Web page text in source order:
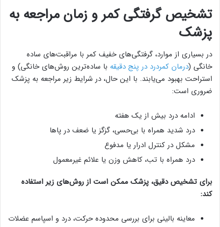
تشخیص گرفتگی کمر و زمان مراجعه به
پزشک
در بسیاری از موارد، گرفتگی‌های خفیف کمر با مراقبت‌های ساده
خانگی (درمان کمردرد در پنج دقیقه با ساده‌ترین روش‌های خانگی) و
استراحت بهبود می‌یابند. با این حال، در شرایط زیر مراجعه به پزشک
ضروری است:
ادامه درد بیش از یک هفته
درد شدید همراه با بی‌حسی، گزگز یا ضعف در پاها
مشکل در کنترل ادرار یا مدفوع
درد همراه با تب، کاهش وزن یا علائم غیرمعمول
برای تشخیص دقیق، پزشک ممکن است از روش‌های زیر استفاده
کند:
معاینه بالینی برای بررسی محدوده حرکت، درد و اسپاسم عضلات